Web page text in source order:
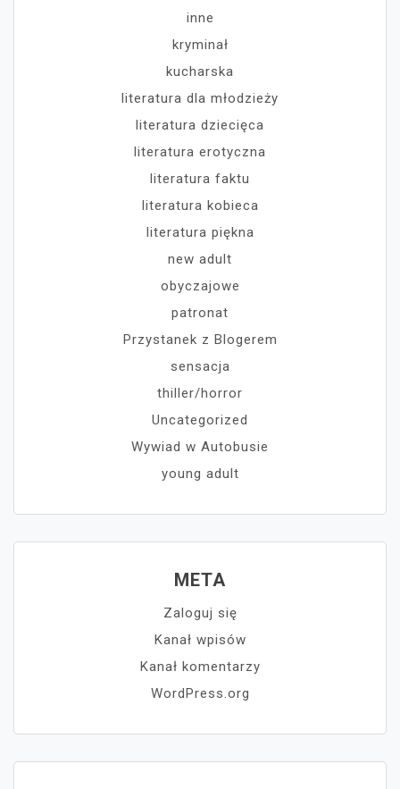
inne
kryminał
kucharska
literatura dla młodzieży
literatura dziecięca
literatura erotyczna
literatura faktu
literatura kobieca
literatura piękna
new adult
obyczajowe
patronat
Przystanek z Blogerem
sensacja
thiller/horror
Uncategorized
Wywiad w Autobusie
young adult
META
Zaloguj się
Kanał wpisów
Kanał komentarzy
WordPress.org